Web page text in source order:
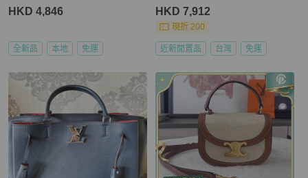
HKD 4,846
全新品 本地 免運
HKD 7,912
現折 200
近新閒置品 台灣 免運